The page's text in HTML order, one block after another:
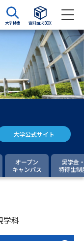
大学検索 資料請求BOX
資料検索
科パンフ
学共通テスト利用選抜の
資料請求
大学公式サイト
オープン
キャンパス
奨学金
特待生制
学科